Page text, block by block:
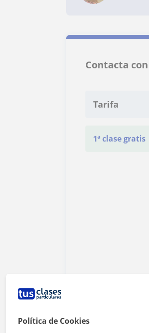
Política de Cookies
Contacta
Tarifa
1ª clase gratis